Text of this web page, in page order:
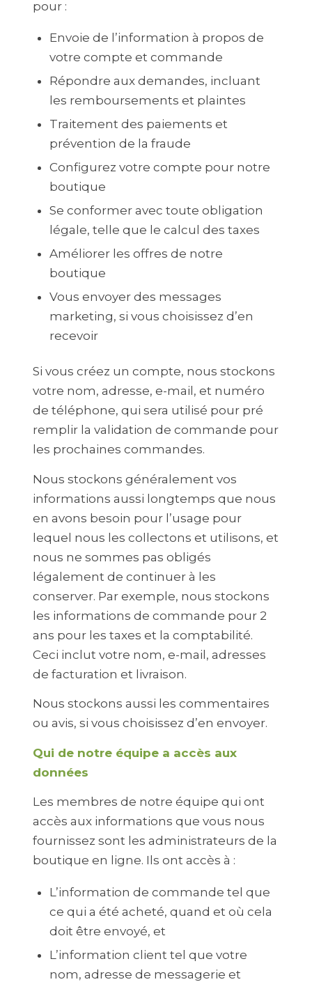
pour :
Envoie de l’information à propos de
votre compte et commande
Répondre aux demandes, incluant
les remboursements et plaintes
Traitement des paiements et
prévention de la fraude
Configurez votre compte pour notre
boutique
Se conformer avec toute obligation
légale, telle que le calcul des taxes
Améliorer les offres de notre
boutique
Vous envoyer des messages
marketing, si vous choisissez d’en
recevoir
Si vous créez un compte, nous stockons
votre nom, adresse, e-mail, et numéro
de téléphone, qui sera utilisé pour pré
remplir la validation de commande pour
les prochaines commandes.
Nous stockons généralement vos
informations aussi longtemps que nous
en avons besoin pour l’usage pour
lequel nous les collectons et utilisons, et
nous ne sommes pas obligés
légalement de continuer à les
conserver. Par exemple, nous stockons
les informations de commande pour 2
ans pour les taxes et la comptabilité.
Ceci inclut votre nom, e-mail, adresses
de facturation et livraison.
Nous stockons aussi les commentaires
ou avis, si vous choisissez d’en envoyer.
Qui de notre équipe a accès aux
données
Les membres de notre équipe qui ont
accès aux informations que vous nous
fournissez sont les administrateurs de la
boutique en ligne. Ils ont accès à :
L’information de commande tel que
ce qui a été acheté, quand et où cela
doit être envoyé, et
L’information client tel que votre
nom, adresse de messagerie et